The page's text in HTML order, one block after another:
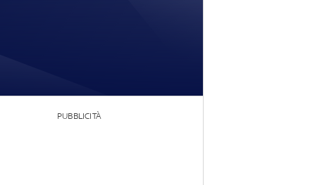
PUBBLICITÀ